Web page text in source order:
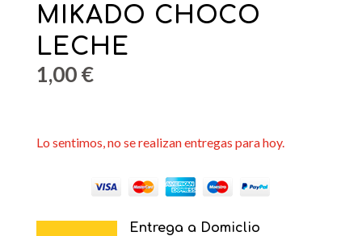
MIKADO CHOCO
LECHE
1,00€
Lo sentimos, no se realizan entregas para hoy.
Entrega a Domiclio